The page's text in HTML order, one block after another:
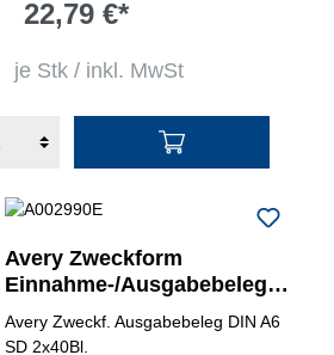
22,79 €*
je Stk / inkl. MwSt
Avery Zweckform
Einnahme-/Ausgabebeleg
1755
Avery Zweckf. Ausgabebeleg DIN A6
SD 2x40Bl.